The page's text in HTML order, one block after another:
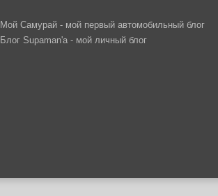
Мой Самурай- мой первый автомобильный блог
Блог Supaman'a- мой личный блог